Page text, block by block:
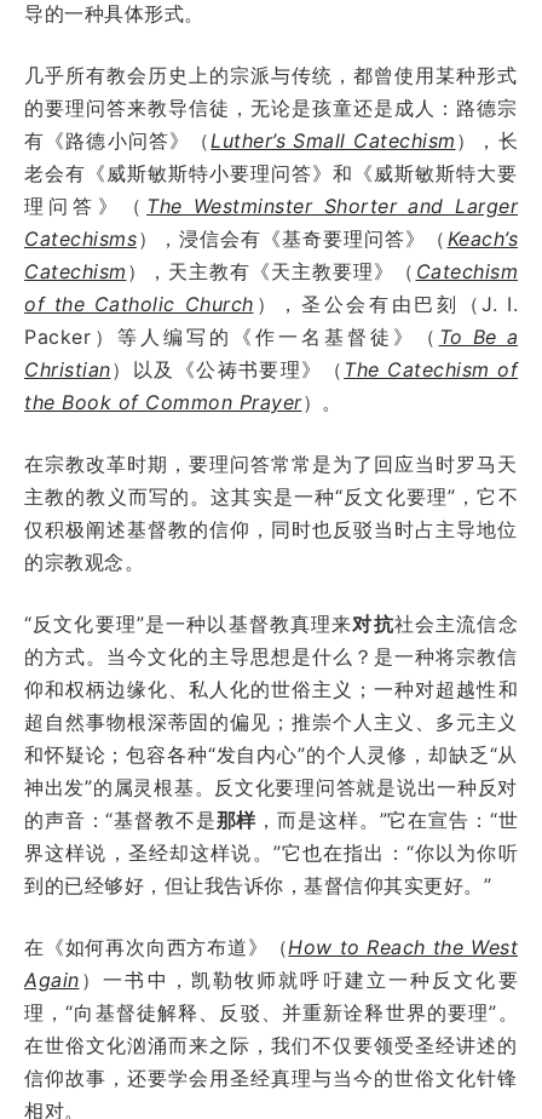
导的一种具体形式。
几乎所有教会历史上的宗派与传统，都曾使用某种形式
的要理问答来教导信徒，无论是孩童还是成人：路德宗
有《路德小问答》（ Luther’s Small Catechism ），长
老会有《威斯敏斯特小要理问答》和《威斯敏斯特大要
理问答》（ The Westminster Shorter and Larger
Catechisms），浸信会有《基奇要理问答》（ Keach’s
Catechism ），天主教有《天主教要理》（ Catechism
of the Catholic Church ），圣公会有由巴刻（J. I.
Packer）等人编写的《作一名基督徒》（ To Be a
Christian）以及《公祷书要理》（ The Catechism of
the Book of Common Prayer）。
在宗教改革时期，要理问答常常是为了回应当时罗马天
主教的教义而写的。这其实是一种“反文化要理”，它不
仅积极阐述基督教的信仰，同时也反驳当时占主导地位
的宗教观念。
“反文化要理”是一种以基督教真理来对抗社会主流信念
的方式。当今文化的主导思想是什么？是一种将宗教信
仰和权柄边缘化、私人化的世俗主义；一种对超越性和
超自然事物根深蒂固的偏见；推崇个人主义、多元主义
和怀疑论；包容各种“发自内心”的个人灵修，却缺乏“从
神出发”的属灵根基。反文化要理问答就是说出一种反对
的声音：“基督教不是那样 ，而是这样。”它在宣告：“世
界这样说，圣经却这样说。”它也在指出：“你以为你听
到的已经够好，但让我告诉你，基督信仰其实更好。”
在《如何再次向西方布道》（How to Reach the West
Again ）一书中，凯勒牧师就呼吁建立一种反文化要
理，“向基督徒解释、反驳、并重新诠释世界的要理”。
在世俗文化汹涌而来之际，我们不仅要领受圣经讲述的
信仰故事，还要学会用圣经真理与当今的世俗文化针锋
相对。